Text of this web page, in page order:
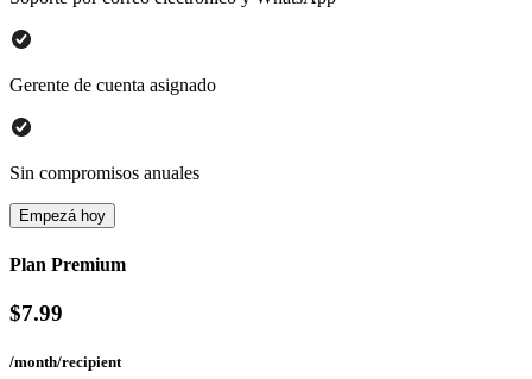
Gerente de cuenta asignado
Sin compromisos anuales
Empezá hoy
Plan Premium
$7.99
/month/recipient